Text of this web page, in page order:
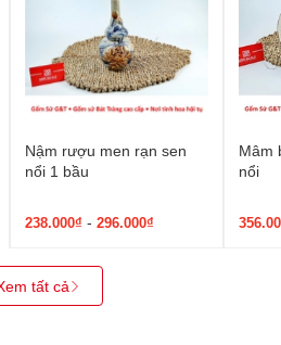
Nậm rượu men rạn sen
nổi 1 bầu
238.000₫ - 296.000₫
Mâm
nổi
tất cả